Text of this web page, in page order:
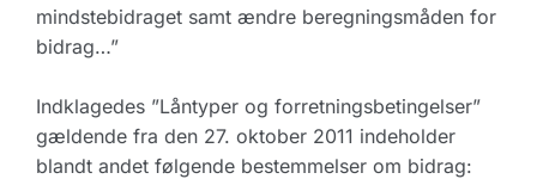
mindstebidraget samt ændre beregningsmåden for
bidrag…”
Indklagedes ”Låntyper og forretningsbetingelser”
gældende fra den 27. oktober 2011 indeholder
blandt andet følgende bestemmelser om bidrag: